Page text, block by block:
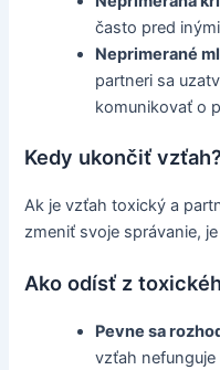
často pred
Neprimerané
partneri sa
komunikovať o
Kedy ukončiť vzťah?
Ak je vzťah toxický a
zmeniť svoje správanie,
Ako odísť z
Pevne sa
vzťah